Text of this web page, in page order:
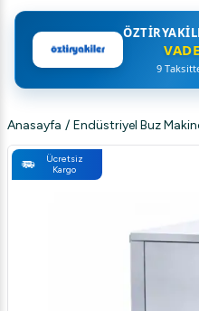
9
Anasayfa / Endüstriyel Buz
Ücretsiz
Kargo